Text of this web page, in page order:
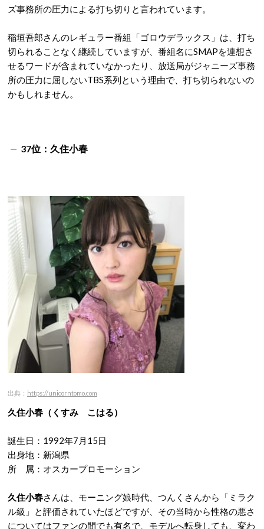
ズ事務所の圧力による打ち切りと言われています。
稲垣吾郎さんのレギュラー番組「ゴロウデラックス」は、打ち
切られることなく継続していますが、番組名にSMAPを連想さ
せるワードが含まれていなかったり、放送局がジャニーズ事務
所の圧力に屈しないTBS系列という理由で、打ち切られないの
かもしれません。
37位：久住小春
出典： https://unicorntomo.com
久住小春（ くすみ こはる）
誕生日：1992年7月15日
出身地：新潟県
所 属：オスカープロモーション
久住小春さんは、モーニング娘時代、つんくさんから「ミラク
ル級」と評価されていたほどですが、その当時から性格の悪さ
についてはファンの間でも有名で、モデルへ転身しても、変わ